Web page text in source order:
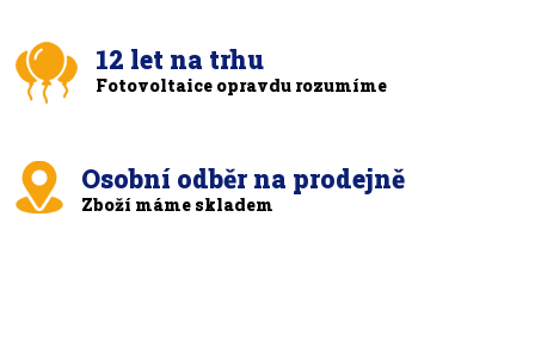
12 let na trhu
Fotovoltaice opravdu rozumíme
Osobní odběr na prodejně
Zboží máme skladem